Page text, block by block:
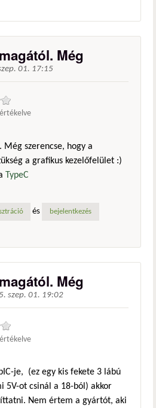
Még
01. 17:15
szerencse, hogy a
a grafikus kezelőfelület :)
TypeC
és bejelentkezés
Még
szep. 01. 19:02
je, (ez egy kis fekete 3 lábú
5V-ot csinál a 18-ból) akkor
Nem értem a gyártót, aki